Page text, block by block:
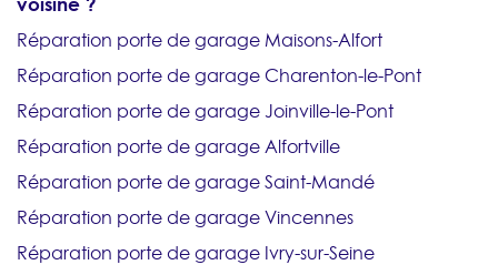
Réparation porte de garage Maisons-Alfort
Réparation porte de garage Charenton-le-Pont
Réparation porte de garage Joinville-le-Pont
Réparation porte de garage Alfortville
Réparation porte de garage Saint-Mandé
Réparation porte de garage Vincennes
Réparation porte de garage Ivry-sur-Seine